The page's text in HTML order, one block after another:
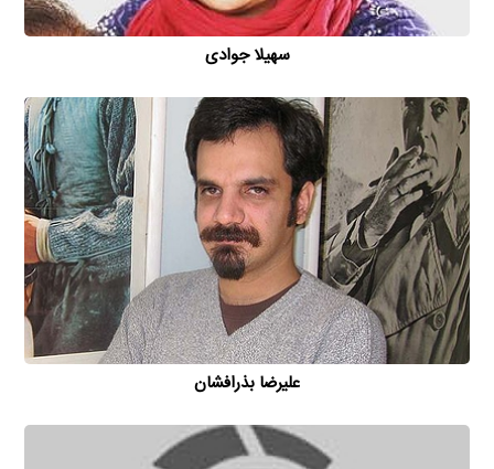
سهیلا جوادی
علیرضا بذرافشان